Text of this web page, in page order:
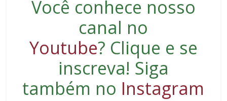
Você conhece nosso
canal no
Youtube? Clique e se
inscreva! Siga
também no Instagram